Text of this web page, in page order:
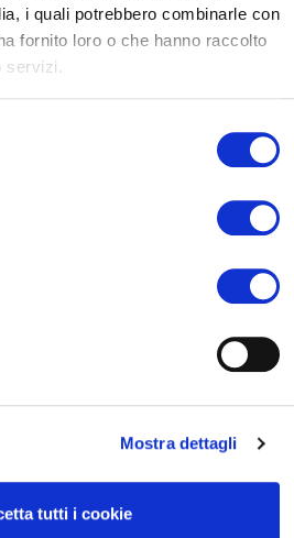
i quali potrebbero combinarle con
fornito loro o che hanno raccolto
servizi.
Mostra dettagli
tutti i cookie
a szupermarket és mindkét
helyen van egy reggeli